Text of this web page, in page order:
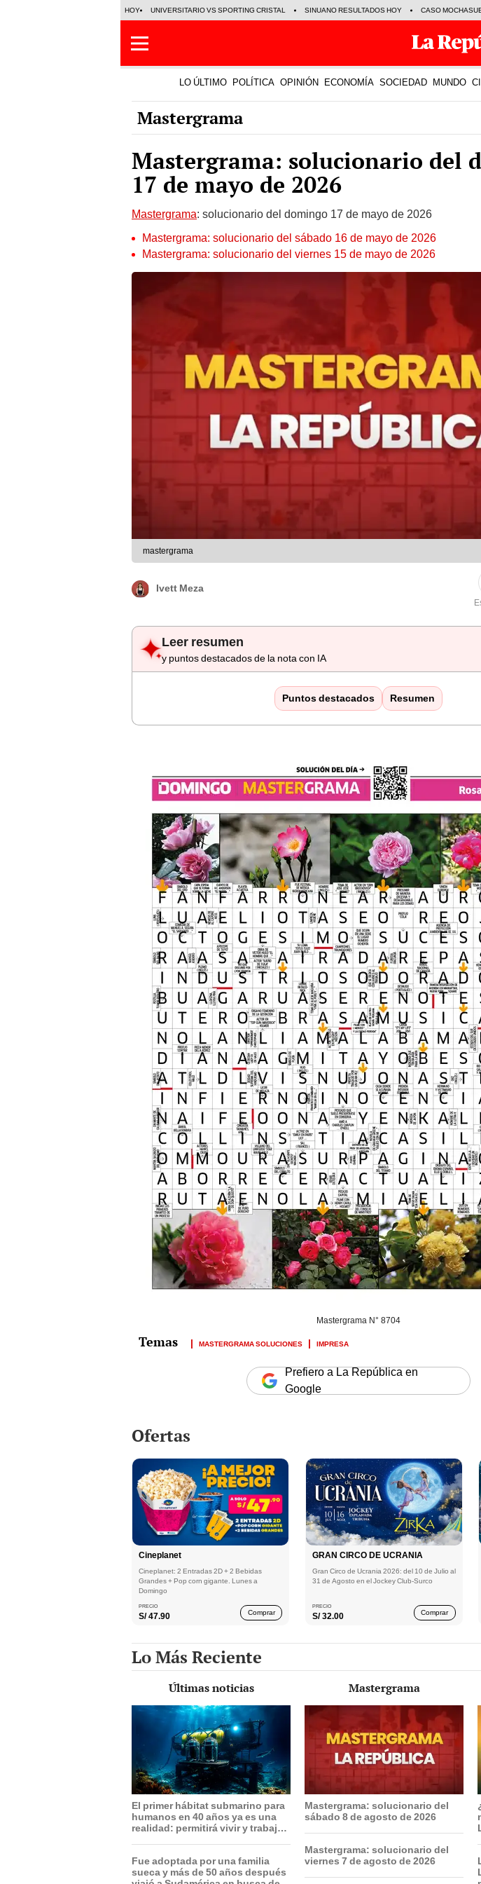
HOY UNIVERSITARIO VS SPORTING CRISTAL SINUANO RESULTADOS HOY CASO
LO ÚLTIMO POLÍTICA OPINIÓN ECONOMÍA SOCIEDAD MUNDO
Mastergrama
Mastergrama: solucionario del
17 de mayo de 2026
Mastergrama: solucionario del domingo 17 de mayo de 2026
Mastergrama: solucionario del sábado 16 de mayo de 2026
Mastergrama: solucionario del viernes 15 de mayo de 2026
mastergrama
Ivett Meza
Leer resumen
y puntos destacados de la nota con IA
Puntos destacados Resumen
Mastergrama N° 8704
MASTERGRAMA SOLUCIONES IMPRESA
Prefiero a La República en
Google
Ofertas
Cineplanet
Cineplanet: 2 Entradas 2D + 2 Bebidas
Grandes + Pop corn gigante. Lunes a
Domingo
PRECIO
S/47.90 Comprar
GRAN CIRCO DE UCRANIA
Gran Circo de Ucrania 2026: del 10 de Julio al
31 de Agosto en el Jockey Club-Surco
PRECIO
S/32.00 Comprar
Lo Más Reciente
Últimas noticias
El primer hábitat submarino para
humanos en 40 años ya es una
realidad: permitirá vivir y trabajar
Fue adoptada por una familia
sueca y más de 50 años después
Mastergrama
Mastergrama: solucionario del
sábado 8 de agosto de 2026
Mastergrama: solucionario del
viernes 7 de agosto de 2026